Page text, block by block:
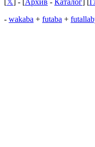
[𝕏] - [Архив - Каталог] [
- wakaba + futaba +